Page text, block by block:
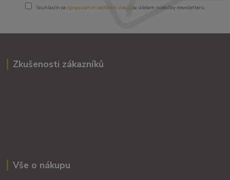
Souhlasím se zpracováním osobních údajůza účelem rozesílky newsletteru.
Zkušenosti zákazníků
Vše o nákupu